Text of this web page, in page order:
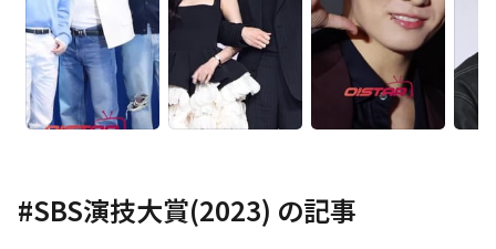
#SBS演技大賞(2023) の記事